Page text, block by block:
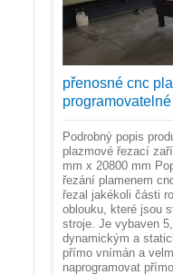
přenosné cnc
Podrobný popis
plazmové řezací
mm x 20800 mm
řezání plamenem
řezal jakékoli části
oblouku, které jsou
stroje. Je vybaven
dynamickým a
přímo vnímán a
naprogramovat